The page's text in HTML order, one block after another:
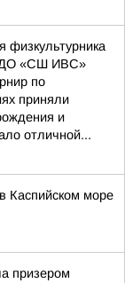
физкультурника
ДО «СШ ИВС»
по
приняли
и
отличной...
Каспийском море
призером